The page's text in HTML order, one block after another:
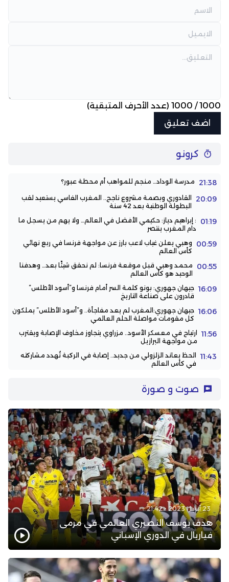
1000
/
1000 (عدد الأحرف المتبقية)
كرونو
21:38 مدرسة الوداد… منجم للمواهب أم محطة عبور؟
20:09
القادوري وبصمة مشروع ناجح.. المغرب الفاسي يستعيد لقب
البطولة الوطنية بعد 42 سنة
01:19
: إبراهيم دياز: حكيمي الأفضل في العالم… ولا يهم من يسجل ما
دام المغرب ينتصر
00:59
وهبي يعلن غياب لاعب بارز عن مواجهة فرنسا في ربع نهائي
كأس العالم
00:55
محمد وهبي قبل موقعة فرنسا: لم نحقق شيئًا بعد… وهدفنا
الوحيد هو كأس العالم
16:09 جيهان جهوري: بونو كلمة السر أمام فرنسا و”أسود الأطلس”
قادرون على صناعة التاريخ
16:06 جيهان جهوري:المغرب لم يعد مفاجأة.. و”أسود الأطلس” يملكون
كل مقومات مواصلة الحلم العالمي
11:56
ارتياح في معسكر الأسود.. مزراوي يتجاوز مخاوف الإصابة ويقترب
من مواجهة البرازيل
11:43
الحظ يعاند الزلزولي من جديد.. إصابة في الركبة تُهدد مشاركته
في كأس العالم
صوت و صورة
23 أبريل 2023 - 21:42
هدف يوسف النصيري العالمي في مرمى
فياريال في الدوري الإسباني